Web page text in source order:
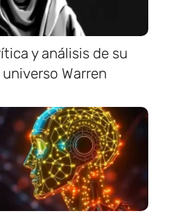
y análisis de su
Warren